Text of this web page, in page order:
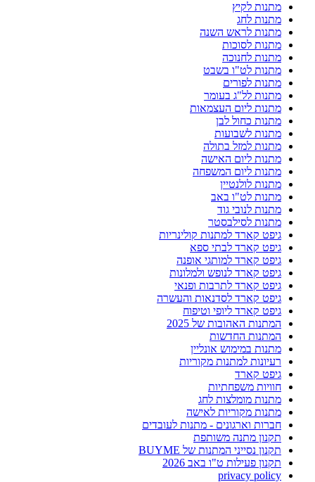
מתנות לקיץ
מתנות לחג
מתנות לראש השנה
מתנות לסוכות
מתנות לחנוכה
מתנות לט"ו בשבט
מתנות לפורים
מתנות לל"ג בעומר
מתנות ליום העצמאות
מתנות כחול לבן
מתנות לשבועות
מתנות למזל בתולה
מתנות ליום האישה
מתנות ליום המשפחה
מתנות לולנטיין
מתנות לט"ו באב
מתנות לנובי גוד
מתנות לסילבסטר
גיפט קארד למתנות קולינריות
גיפט קארד לבתי ספא
גיפט קארד למותגי אופנה
גיפט קארד לנופש ולמלונות
גיפט קארד לתרבות ופנאי
גיפט קארד לסדנאות והעשרה
גיפט קארד ליופי וטיפוח
המתנות האהובות של 2025
המתנות החדשות
מתנות במימוש אונליין
רעיונות למתנות מקוריות
גיפט קארד
חוויות משפחתיות
מתנות מומלצות לחג
מתנות מקוריות לאישה
חברות וארגונים - מתנות לעובדים
תקנון מתנה משותפת
תקנון נסייני המתנות של BUYME
תקנון פעילות ט"ו באב 2026
privacy policy